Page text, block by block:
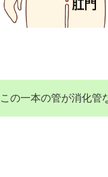
この一本の管が消化管